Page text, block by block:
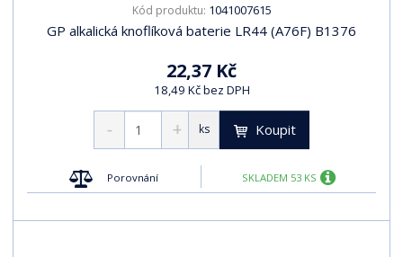
Kód produktu: 1041007615
GP alkalická knoflíková baterie LR44 (A76F) B1376
22,37 Kč
18,49 Kč bez DPH
ks Koupit
Porovnání SKLADEM 53 KS